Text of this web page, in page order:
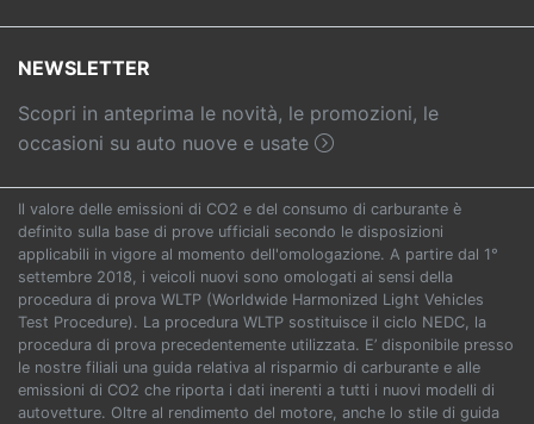
NEWSLETTER
Scopri in anteprima le novità, le promozioni, le
occasioni su auto nuove e usate
Il valore delle emissioni di CO2 e del consumo di carburante è
definito sulla base di prove ufficiali secondo le disposizioni
applicabili in vigore al momento dell'omologazione. A partire dal 1°
settembre 2018, i veicoli nuovi sono omologati ai sensi della
procedura di prova WLTP (Worldwide Harmonized Light Vehicles
Test Procedure). La procedura WLTP sostituisce il ciclo NEDC, la
procedura di prova precedentemente utilizzata. E’ disponibile presso
le nostre filiali una guida relativa al risparmio di carburante e alle
emissioni di CO2 che riporta i dati inerenti a tutti i nuovi modelli di
autovetture. Oltre al rendimento del motore, anche lo stile di guida